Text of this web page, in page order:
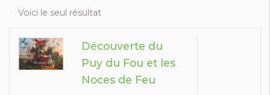
Voici le seul résultat
Découverte du
Puy du Fou et les
Noces de Feu